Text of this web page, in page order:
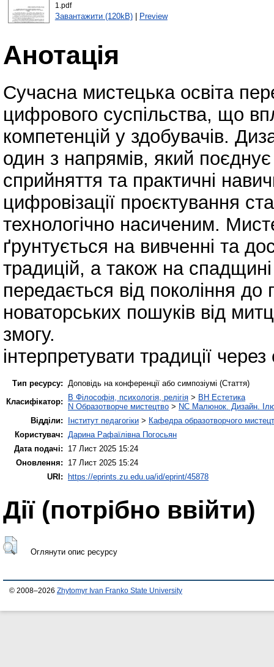
1.pdf
Завантажити (120kB)| Preview
Анотація
Сучасна мистецька освіта
цифрового суспільства, що
компетенцій у здобувачів.
один з напрямів, який
сприйняття та практичні
цифровізації проєктування
технологічно насиченим.
ґрунтується на вивченні та
традицій, а також на
передається від покоління до
новаторських пошуків від
змогу.
інтерпретувати традиції
Тип ресурсу:
Доповідь на конференції або симпозіумі (Стаття)
Класифікатор:
B Філософія, психологія, релігія > BH Естетика
N Образотворче мистецтво > NC Малюнок. Дизайн.
Відділи:
Інститут педагогіки > Кафедра образотворчого
Користувач:
Дарина Рафаїлівна Погосьян
Дата подачі:
17 Лист 2025 15:24
Оновлення:
17 Лист 2025 15:24
URI: https://eprints.zu.edu.ua/id/eprint/45878
Дії ​​(потрібно ввійти)
Оглянути опис ресурсу
© 2008–2026 Zhytomyr Ivan Franko State University